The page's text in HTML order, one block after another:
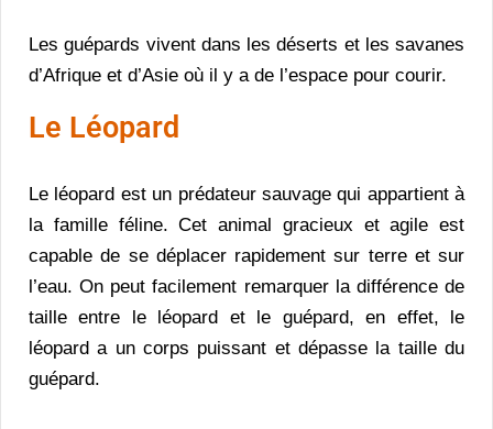
Les guépards vivent dans les déserts et les savanes
d’Afrique et d’Asie où il y a de l’espace pour courir.
Le Léopard
Le léopard est un prédateur sauvage qui appartient à
la famille féline. Cet animal gracieux et agile est
capable de se déplacer rapidement sur terre et sur
l’eau. On peut facilement remarquer la différence de
taille entre le léopard et le guépard, en effet, le
léopard a un corps puissant et dépasse la taille du
guépard.